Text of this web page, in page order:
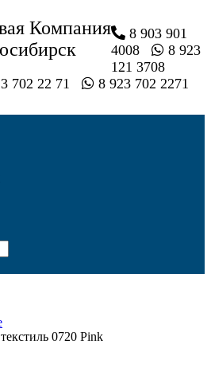
Компания
8 903 901
4008
8 923
121 3708
702 22 71
8 923 702 2271
0720 Pink